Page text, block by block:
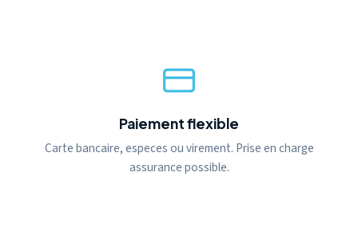
Paiement flexible
Carte bancaire, especes ou virement. Prise en charge
assurance possible.